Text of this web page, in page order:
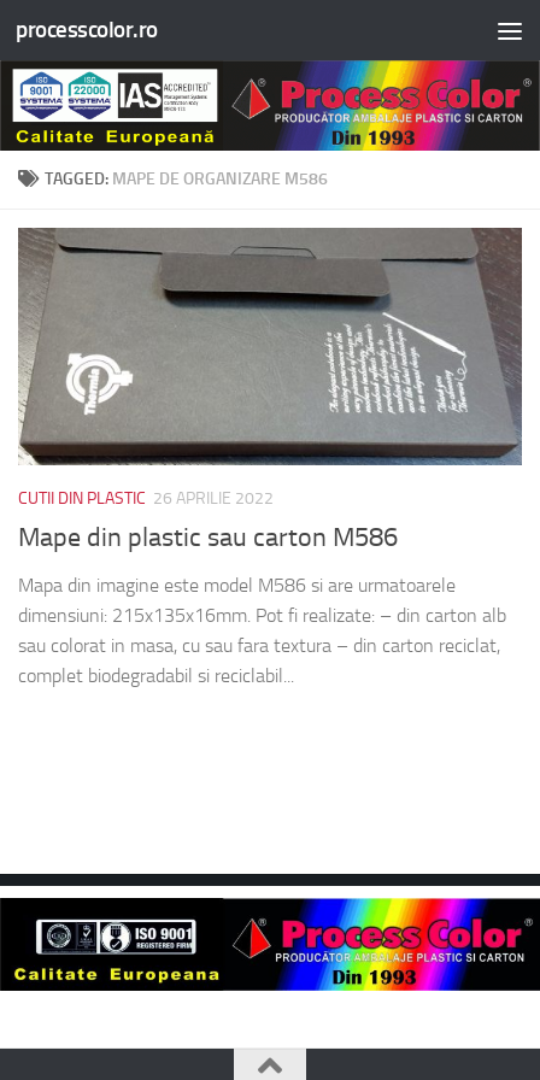
Skip to content
processcolor.ro
TAGGED: MAPE DE ORGANIZARE M586
CUTII DIN PLASTIC 26 APRILIE 2022
Mape din plastic sau carton M586
Mapa din imagine este model M586 si are urmatoarele
dimensiuni: 215x135x16mm. Pot fi realizate: – din carton alb
sau colorat in masa, cu sau fara textura – din carton reciclat,
complet biodegradabil si reciclabil...